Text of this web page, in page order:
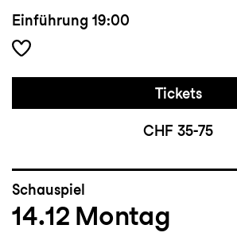
Einführung 19:00
Tickets
CHF 35-75
Schauspiel
14.12 Montag